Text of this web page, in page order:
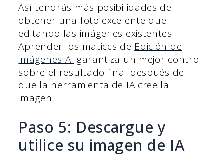
Así tendrás más posibilidades de
obtener una foto excelente que
editando las imágenes existentes.
Aprender los matices de Edición de
imágenes AI garantiza un mejor control
sobre el resultado final después de
que la herramienta de IA cree la
imagen.
Paso 5: Descargue y
utilice su imagen de IA